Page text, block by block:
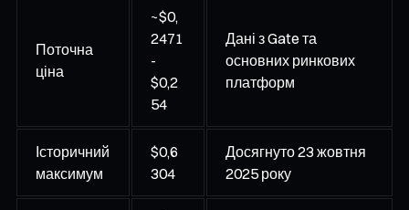
Поточна
ціна
~$0,
2471
-
$0,2
54
Дані з Gate та
основних ринкових
платформ
Історичний
максимум
$0,6
304
Досягнуто 23 жовтня
2025 року